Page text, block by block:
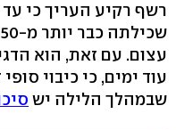
רשף רקיע העריך כי
עצום. עם זאת, הוא
עוד ימים, כי כיבוי
שבמהלך הלילה יש